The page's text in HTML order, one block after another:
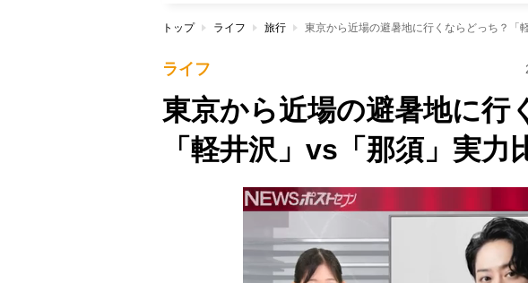
トップ ライフ 旅行 東京から近場の避暑地に行くならどっち？「
ライフ
東京から近場の避暑地に行
「軽井沢」vs「那須」実力